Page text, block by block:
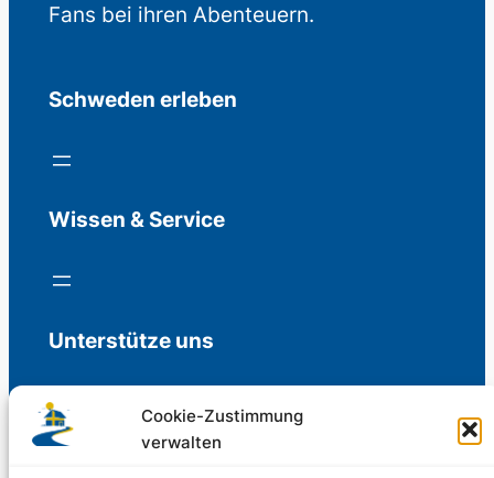
Cookie-Zustimmung
verwalten
Fans bei ihren Abenteuern.
Schweden erleben
Wissen & Service
Unterstütze uns
Freiwillige Spenden für die Aufrechterhaltung